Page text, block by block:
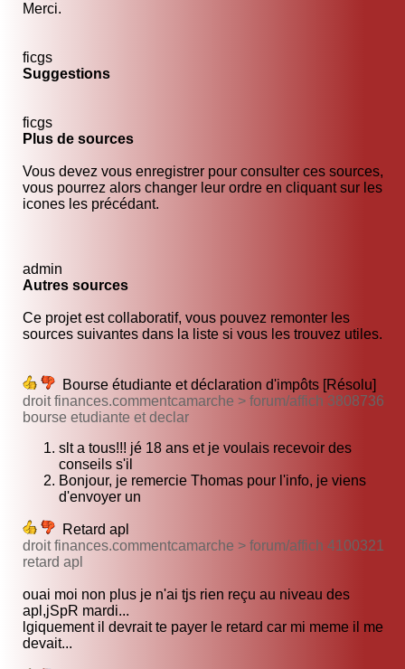
Merci.
ficgs
Suggestions
ficgs
Plus de sources
Vous devez vous enregistrer pour consulter ces sources,
vous pourrez alors changer leur ordre en cliquant sur les
icones les précédant.
admin
Autres sources
Ce projet est collaboratif, vous pouvez remonter les
sources suivantes dans la liste si vous les trouvez utiles.
Bourse étudiante et déclaration d'impôts [Résolu]
droit finances.commentcamarche > forum/affich 3808736
bourse etudiante et declar
slt a tous!!! jé 18 ans et je voulais recevoir des
conseils s'il
Bonjour, je remercie Thomas pour l'info, je viens
d'envoyer un
Retard apl
droit finances.commentcamarche > forum/affich 4100321
retard apl
ouai moi non plus je n'ai tjs rien reçu au niveau des
apl,jSpR mardi...
lgiquement il devrait te payer le retard car mi meme il me
devait...